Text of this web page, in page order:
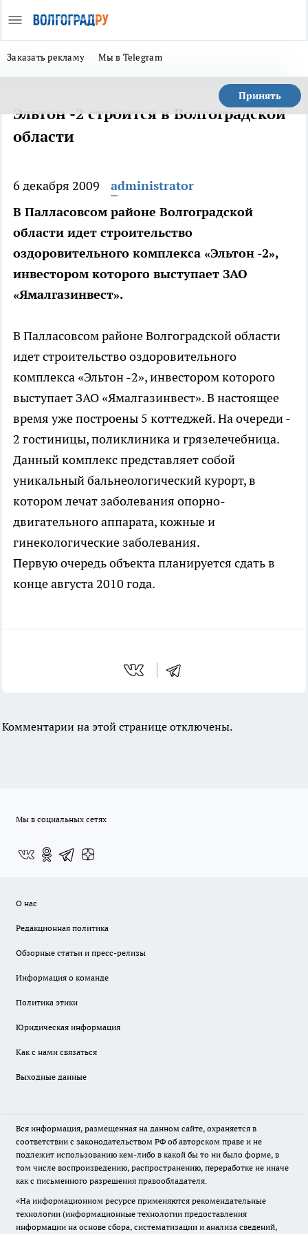
Заказать рекламу Мы в Telegram
Принять
Эльтон -2 строится в Волгоградской
области
6 декабря 2009
administrator
В Палласовсом районе Волгоградской
области идет строительство
оздоровительного комплекса «Эльтон -2»,
инвестором которого выступает ЗАО
«Ямалгазинвест».
В Палласовсом районе Волгоградской области
идет строительство оздоровительного
комплекса «Эльтон -2», инвестором которого
выступает ЗАО «Ямалгазинвест». В настоящее
время уже построены 5 коттеджей. На очереди -
2 гостиницы, поликлиника и грязелечебница.
Данный комплекс представляет собой
уникальный бальнеологический курорт, в
котором лечат заболевания опорно-
двигательного аппарата, кожные и
гинекологические заболевания.
Первую очередь объекта планируется сдать в
конце августа 2010 года.
Комментарии на этой странице отключены.
Мы в социальных сетях
О нас
Редакционная политика
Обзорные статьи и пресс-релизы
Информация о команде
Политика этики
Юридическая информация
Как с нами связаться
Выходные данные
Вся информация, размещенная на данном сайте, охраняется в
соответствии с законодательством РФ об авторском праве и не
подлежит использованию кем-либо в какой бы то ни было форме, в
том числе воспроизведению, распространению, переработке не иначе
как с письменного разрешения правообладателя.
«На информационном ресурсе применяются рекомендательные
технологии (информационные технологии предоставления
информации на основе сбора, систематизации и анализа сведений,